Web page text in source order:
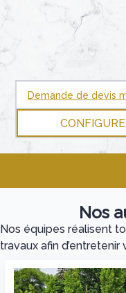
Sausset les Pins, du
Gémenos,Port de
du grand saint Jean
Contactez nous au
Demande de devis
Nos
Nos équipes réalisent
travaux afin